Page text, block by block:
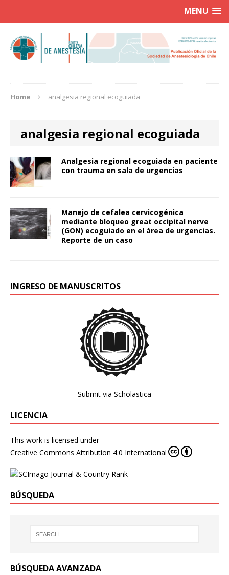
MENU
Home analgesia regional ecoguiada
analgesia regional ecoguiada
Analgesia regional ecoguiada en paciente
con trauma en sala de urgencias
Manejo de cefalea cervicogénica
mediante bloqueo great occipital nerve
(GON) ecoguiado en el área de urgencias.
Reporte de un caso
INGRESO DE MANUSCRITOS
Submit via Scholastica
LICENCIA
This work is licensed under
Creative Commons Attribution 4.0 International
BÚSQUEDA
BÚSQUEDA AVANZADA